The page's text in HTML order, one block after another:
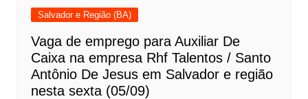
Salvador e Região (BA)
Vaga de emprego para Auxiliar De
Caixa na empresa Rhf Talentos / Santo
Antônio De Jesus em Salvador e região
nesta sexta (05/09)